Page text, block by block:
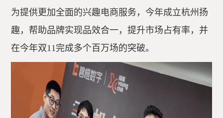
为提供更加全面的兴趣电商服务，今年成立杭州扬
趣，帮助品牌实现品效合一，提升市场占有率，并
在今年双11完成多个百万场的突破。